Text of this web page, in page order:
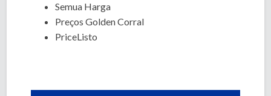
Semua Harga
Preços Golden Corral
PriceListo